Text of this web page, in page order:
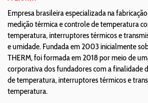
Empresa brasileira especializada na
medição térmica e controle de temperatura
temperatura, interruptores térmicos e
e umidade. Fundada em 2003 inicialmente
THERM, foi formada em 2018 por meio de
corporativa dos fundadores com a finalidade
de temperatura, interruptores térmicos e
temperatura.